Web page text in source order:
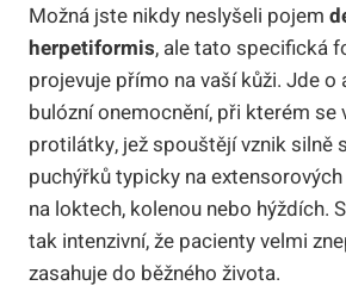
Možná jste nikdy neslyšeli pojem
herpetiformis, ale tato specifická
projevuje přímo na vaší kůži. Jde
bulózní onemocnění, při kterém se
protilátky, jež spouštějí vznik silně
puchýřků typicky na
na loktech, kolenou nebo hýždích.
tak intenzivní, že pacienty velmi
zasahuje do běžného života.